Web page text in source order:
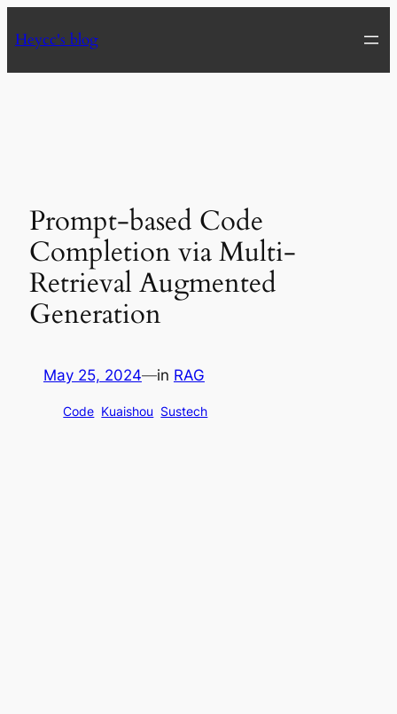
to
Heycc's blog
Prompt-based Code
Completion via Multi-
Retrieval Augmented
Generation
May 25, 2024—in RAG
Code Kuaishou Sustech